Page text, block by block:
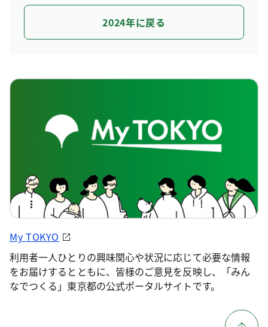
2024年に戻る
My TOKYO
利用者一人ひとりの興味関心や状況に応じて必要な情報
をお届けするとともに、皆様のご意見を反映し、「みん
なでつくる」東京都の公式ポータルサイトです。